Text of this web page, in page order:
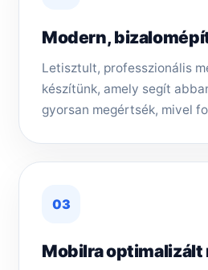
Modern,
Letisztult, professzionális
készítünk, amely segít
gyorsan megértsék, mivel
03
Mobilra optimalizált